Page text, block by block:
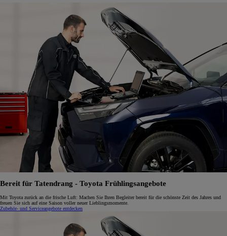
Bereit für Tatendrang - Toyota Frühlingsangebote
Mit Toyota zurück an die frische Luft: Machen Sie Ihren Begleiter bereit für die schönste Zeit des Jahres und
freuen Sie sich auf eine Saison voller neuer Lieblingsmomente.
Zubehör- und Serviceangebote entdecken